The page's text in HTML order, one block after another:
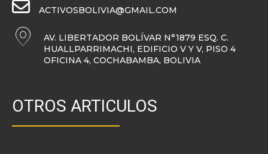
ACTIVOSBOLIVIA@GMAIL.COM
AV. LIBERTADOR BOLÍVAR N°1879 ESQ. C.
HUALLPARRIMACHI, EDIFICIO V Y V, PISO 4
OFICINA 4, COCHABAMBA, BOLIVIA
OTROS ARTICULOS